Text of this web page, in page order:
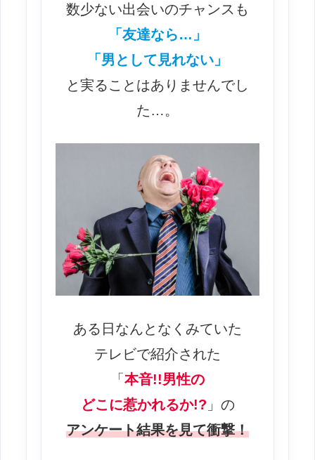
数少ない出会いのチャンスも
「友達なら…」
「男として見れない」
と実ることはありませんでし
た…。
ある日なんとなくみていた
テレビで紹介された
「 本音!!男性の
どこに惹かれるか!? 」の
アンケート結果を見て衝撃！